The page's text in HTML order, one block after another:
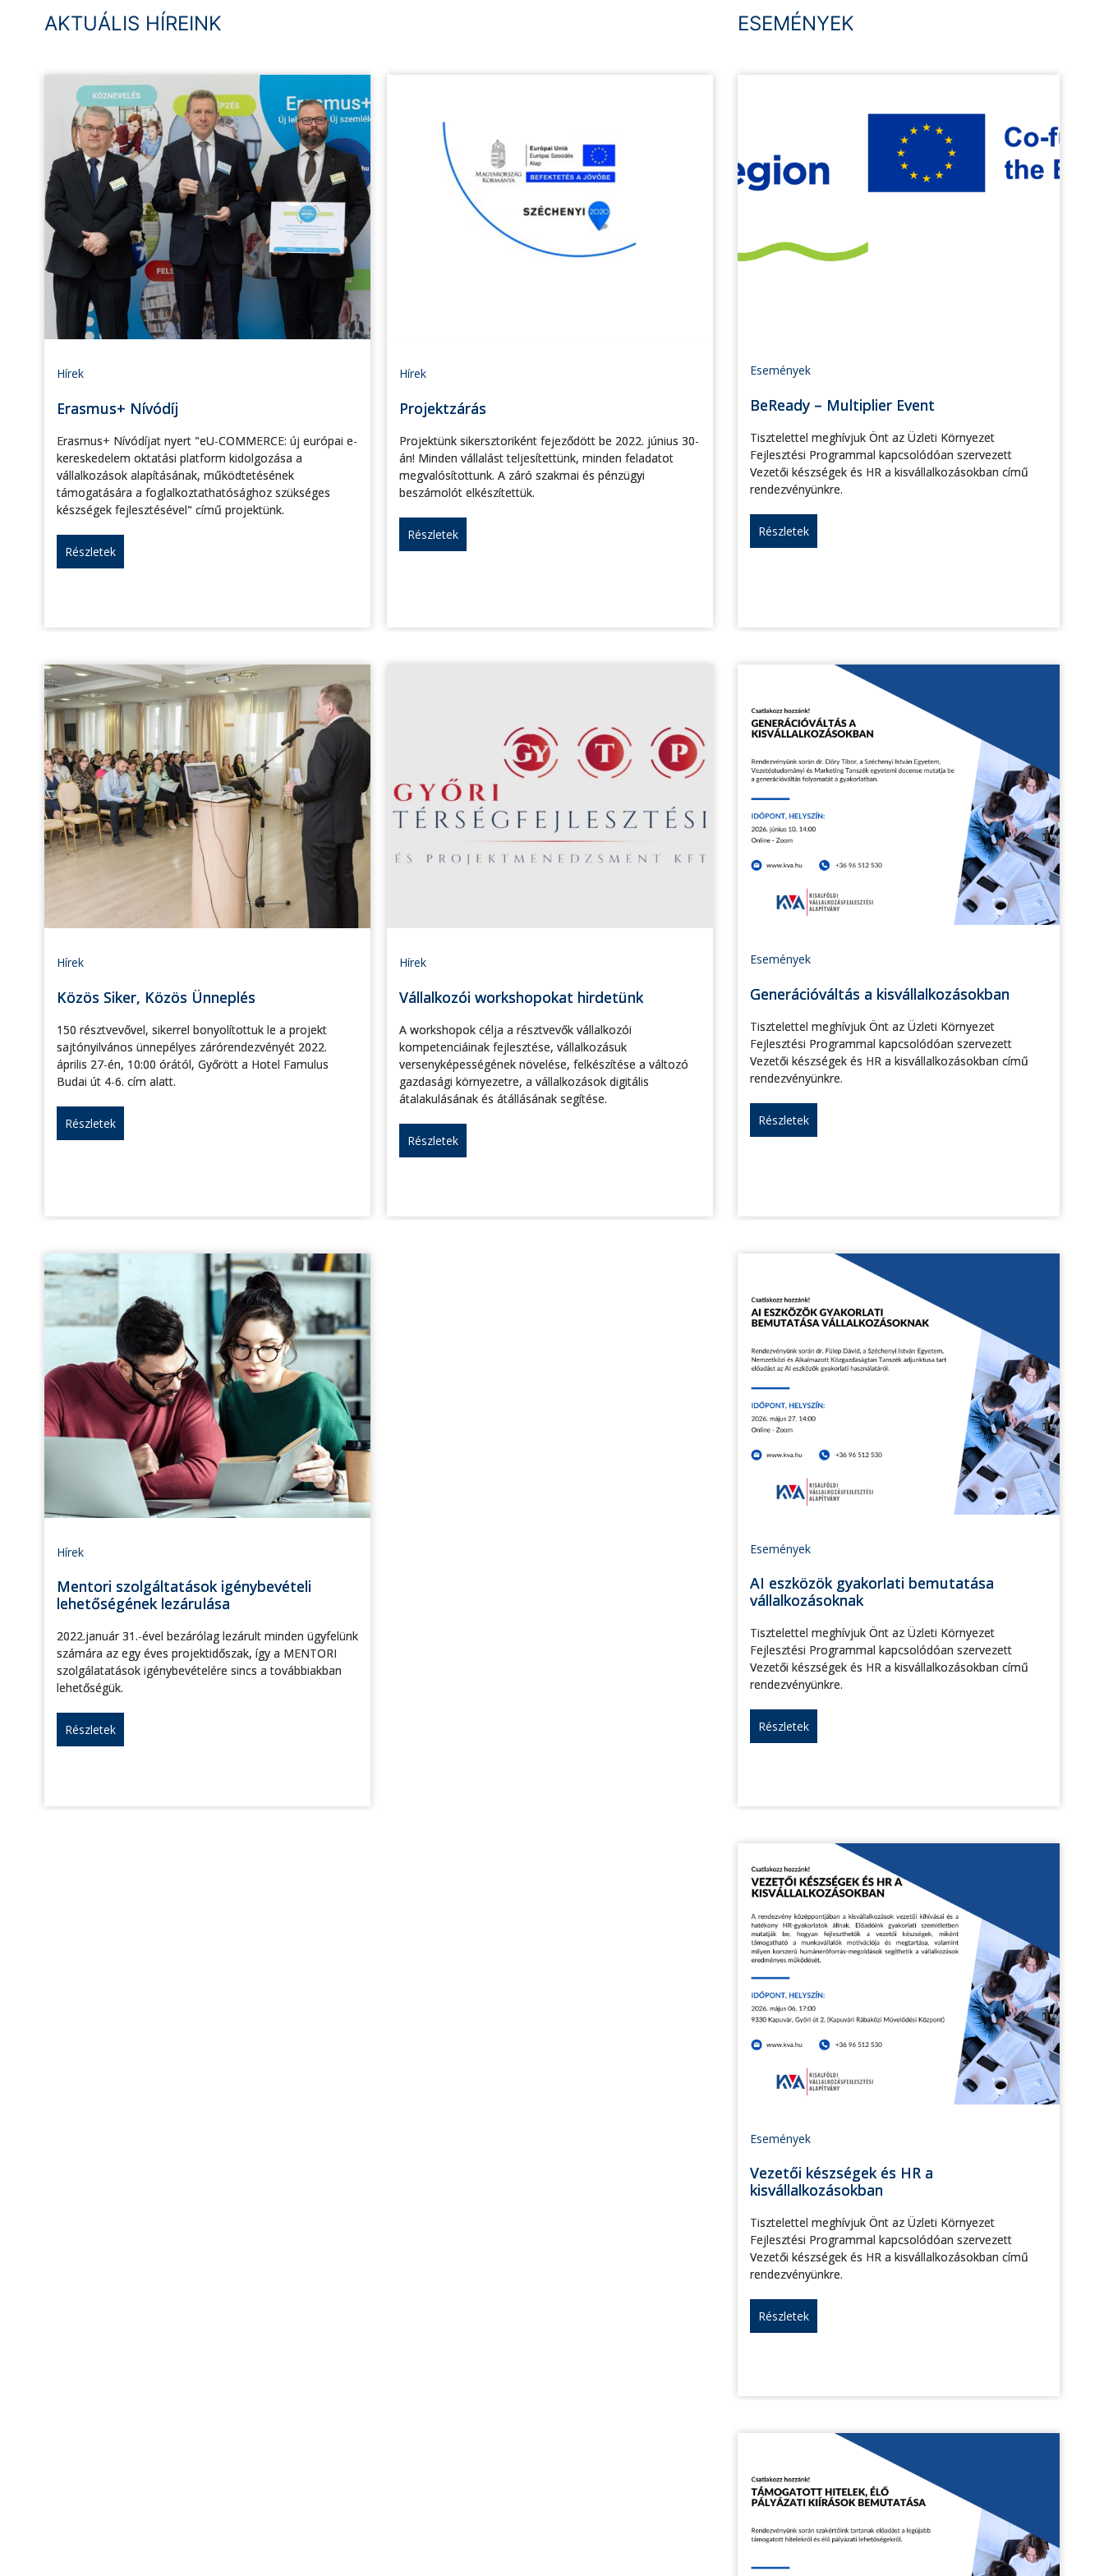
AKTUÁLIS HÍREINK
Hírek
Erasmus+ Nívódíj
Erasmus+ Nívódíjat nyert "eU-COMMERCE: új európai e-
kereskedelem oktatási platform kidolgozása a
vállalkozások alapításának, működtetésének
támogatására a foglalkoztathatósághoz szükséges
készségek fejlesztésével" című projektünk.
Részletek
Hírek
Projektzárás
Projektünk sikersztoriként fejeződött be 2022. június 30-
án! Minden vállalást teljesítettünk, minden feladatot
megvalósítottunk. A záró szakmai és pénzügyi
beszámolót elkészítettük.
Részletek
Hírek
Közös Siker, Közös Ünneplés
150 résztvevővel, sikerrel bonyolítottuk le a projekt
sajtónyilvános ünnepélyes zárórendezvényét 2022.
április 27-én, 10:00 órától, Győrött a Hotel Famulus
Budai út 4-6. cím alatt.
Részletek
Hírek
Vállalkozói workshopokat hirdetünk
A workshopok célja a résztvevők vállalkozói
kompetenciáinak fejlesztése, vállalkozásuk
versenyképességének növelése, felkészítése a változó
gazdasági környezetre, a vállalkozások digitális
átalakulásának és átállásának segítése.
Részletek
Hírek
Mentori szolgáltatások igénybevételi
lehetőségének lezárulása
2022.január 31.-ével bezárólag lezárult minden ügyfelünk
számára az egy éves projektidőszak, így a MENTORI
szolgálatatások igénybevételére sincs a továbbiakban
lehetőségük.
Részletek
ESEMÉNYEK
Események
BeReady – Multiplier Event
Tisztelettel meghívjuk Önt az Üzleti Környezet
Fejlesztési Programmal kapcsolódóan szervezett
Vezetői készségek és HR a kisvállalkozásokban című
rendezvényünkre.
Részletek
Események
Generációváltás a kisvállalkozásokban
Tisztelettel meghívjuk Önt az Üzleti Környezet
Fejlesztési Programmal kapcsolódóan szervezett
Vezetői készségek és HR a kisvállalkozásokban című
rendezvényünkre.
Részletek
Események
AI eszközök gyakorlati bemutatása
vállalkozásoknak
Tisztelettel meghívjuk Önt az Üzleti Környezet
Fejlesztési Programmal kapcsolódóan szervezett
Vezetői készségek és HR a kisvállalkozásokban című
rendezvényünkre.
Részletek
Események
Vezetői készségek és HR a
kisvállalkozásokban
Tisztelettel meghívjuk Önt az Üzleti Környezet
Fejlesztési Programmal kapcsolódóan szervezett
Vezetői készségek és HR a kisvállalkozásokban című
rendezvényünkre.
Részletek